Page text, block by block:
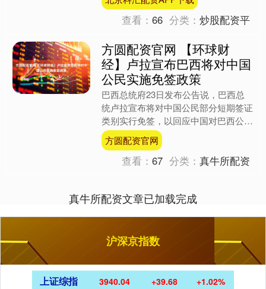
机连接管理....
查看：66 分类：炒股配资平
方圆配资官网 【环球财
经】卢拉宣布巴西将对中国
公民实施免签政策
巴西总统府23日发布公告说，巴西总
统卢拉宣布将对中国公民部分短期签证
类别实行免签，以回应中国对巴西公民
实施的免签政策。 公告说，此举是在
巴中两国深化合作背景下作....
方圆配资官网
查看：67 分类：真牛所配资
真牛所配资文章已加载完成
沪深京指数
上证综指 3940.04 +39.68 +1.02%